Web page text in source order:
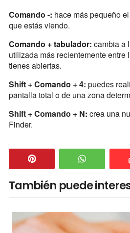
Comando -: hace más pequeño
que estás viendo.
Comando + tabulador: cambia a
utilizada más recientemente entre
tienes abiertas.
Shift + Comando + 4: puedes
pantalla total o de una zona
Shift + Comando + N: crea una
Finder.
También puede